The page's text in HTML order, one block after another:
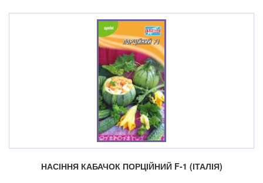
НАСІННЯ КАБАЧОК ПОРЦІЙНИЙ F-1 (ІТАЛІЯ)